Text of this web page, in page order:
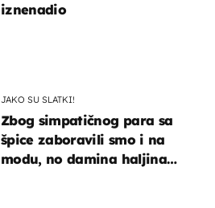
iznenadio
JAKO SU SLATKI!
Zbog simpatičnog para sa
špice zaboravili smo i na
modu, no damina haljina